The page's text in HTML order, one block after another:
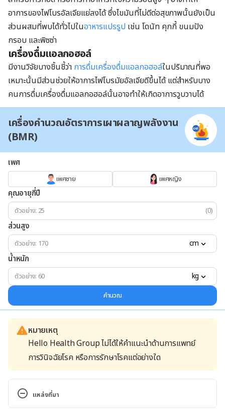
อาการของไฟโบรอัลเจียแย่ลงได้ ซึ่งไขมันที่ไม่ดีต่อสุขภาพนั้นยังเป็น
ส่วนผสมที่พบได้ทั่วไปในอาหารแปรรูป เช่น โดนัท คุกกี้ ขนมปัง
กรอบ และพิซซ่า
เครื่องดื่มแอลกอฮอล์
มีงานวิจัยบางชิ้นชี้ว่า การดื่มเครื่องดื่มแอลกอฮอล์ในปริมาณที่พอ
เหมาะนั้นมีส่วนช่วยให้อาการไฟโบรมัยอัลเจียดีขึ้นได้ แต่สำหรับบาง
คนการดื่มเครื่องดื่มแอลกอฮอล์นั้นอาจทำให้เกิดอาการวูบวาบได้
เครื่องคำนวณอัตราการเผาผลาญพลังงาน
(BMR)
เพศ
เพศชาย เพศหญิง
คุณอายุกี่ปี
(ปี)
ส่วนสูง
cm
น้ำหนัก
kg
คำนวณ
หมายเหตุ
Hello Health Group ไม่ได้ให้คำแนะนำด้านการแพทย์
การวินิจฉัยโรค หรือการรักษาโรคแต่อย่างใด
แหล่งที่มา